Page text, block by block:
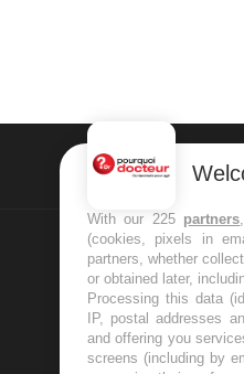
NEWSLETTER
Recevez toutes
infos santé
With our 225 partners
(cookies, pixels in
partners, whether
or obtained later,
Processing this data
IP, postal addresses
and offering you
screens (including by